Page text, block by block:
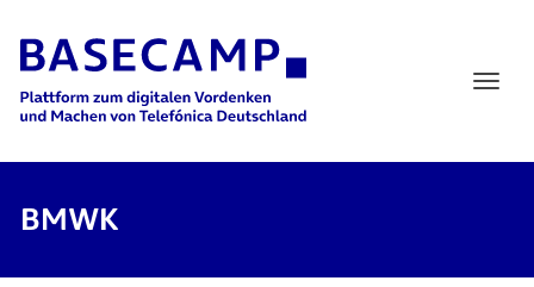
Main Navigation
BMWK